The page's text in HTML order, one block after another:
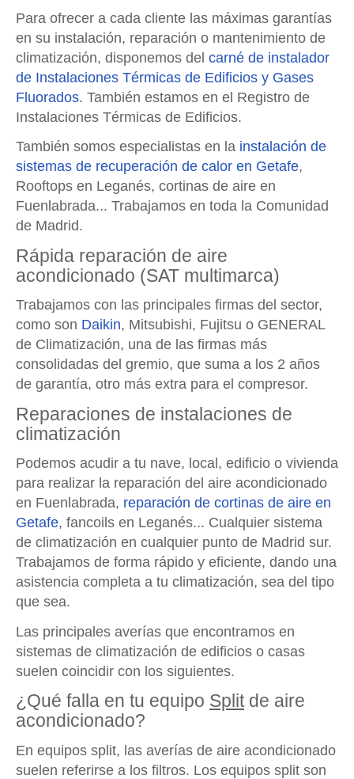
Para ofrecer a cada cliente las máximas garantías
en su instalación, reparación o mantenimiento de
climatización, disponemos del carné de instalador
de Instalaciones Térmicas de Edificios y Gases
Fluorados. También estamos en el Registro de
Instalaciones Térmicas de Edificios.
También somos especialistas en la instalación de
sistemas de recuperación de calor en Getafe,
Rooftops en Leganés, cortinas de aire en
Fuenlabrada... Trabajamos en toda la Comunidad
de Madrid.
Rápida reparación de aire
acondicionado (SAT multimarca)
Trabajamos con las principales firmas del sector,
como son Daikin, Mitsubishi, Fujitsu o GENERAL
de Climatización, una de las firmas más
consolidadas del gremio, que suma a los 2 años
de garantía, otro más extra para el compresor.
Reparaciones de instalaciones de
climatización
Podemos acudir a tu nave, local, edificio o vivienda
para realizar la reparación del aire acondicionado
en Fuenlabrada, reparación de cortinas de aire en
Getafe, fancoils en Leganés... Cualquier sistema
de climatización en cualquier punto de Madrid sur.
Trabajamos de forma rápido y eficiente, dando una
asistencia completa a tu climatización, sea del tipo
que sea.
Las principales averías que encontramos en
sistemas de climatización de edificios o casas
suelen coincidir con los siguientes.
¿Qué falla en tu equipo Splitde aire
acondicionado?
En equipos split, las averías de aire acondicionado
suelen referirse a los filtros. Los equipos split son